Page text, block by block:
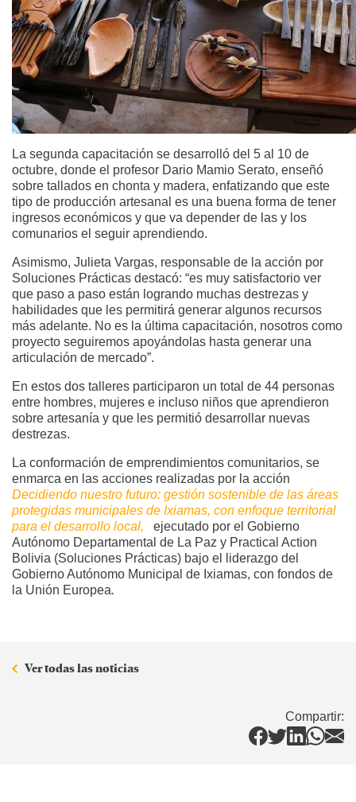
La segunda capacitación se desarrolló del 5 al 10 de
octubre, donde el profesor Dario Mamio Serato, enseñó
sobre tallados en chonta y madera, enfatizando que este
tipo de producción artesanal es una buena forma de tener
ingresos económicos y que va depender de las y los
comunarios el seguir aprendiendo.
Asimismo, Julieta Vargas, responsable de la acción por
Soluciones Prácticas destacó: “es muy satisfactorio ver
que paso a paso están logrando muchas destrezas y
habilidades que les permitirá generar algunos recursos
más adelante. No es la última capacitación, nosotros como
proyecto seguiremos apoyándolas hasta generar una
articulación de mercado”.
En estos dos talleres participaron un total de 44 personas
entre hombres, mujeres e incluso niños que aprendieron
sobre artesanía y que les permitió desarrollar nuevas
destrezas.
La conformación de emprendimientos comunitarios, se
enmarca en las acciones realizadas por la acción
Decidiendo nuestro futuro: gestión sostenible de las áreas
protegidas municipales de Ixiamas, con enfoque territorial
para el desarrollo local,
ejecutado por el Gobierno
Autónomo Departamental de La Paz y Practical Action
Bolivia (Soluciones Prácticas) bajo el liderazgo del
Gobierno Autónomo Municipal de Ixiamas, con fondos de
la Unión Europea.
Ver todas las noticias
Compartir: